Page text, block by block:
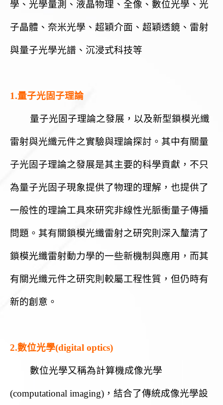
學、光學量測、液晶物理、全像、數位光學 、 光
子晶體、奈米光學、超穎介面、超穎透鏡、雷射
與量子光學光譜、沉浸式科技等
1.量子光固子理論
量子光固子理論之發展，以及新型鎖模光纖
雷射與光纖元件之實驗與理論探討。其中有關量
子光固子理論之發展是其主要的科學貢獻，不只
為量子光固子現象提供了物理的理解，也提供了
一般性的理論工具來研究非線性光脈衝量子傳播
問題。其有關鎖模光纖雷射之研究則深入釐清了
鎖模光纖雷射動力學的一些新機制與應用，而其
有關光纖元件之研究則較屬工程性質，但仍時有
新的創意。
2.數位光學(digital optics)
數位光學又稱為計算機成像光學
(computational imaging)，結合了傳統成像光學設